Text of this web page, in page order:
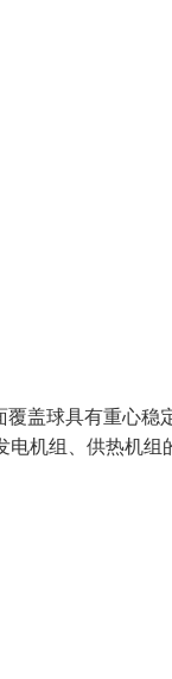
盖球具有重心稳
机组、供热机组